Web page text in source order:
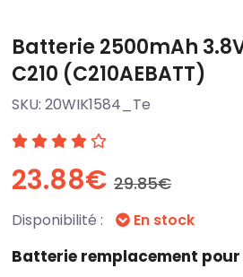
Batterie 2500mAh
C210 (C210AEBATT)
SKU: 20WIK1584_Te
23.88€ 29.85€
Disponibilité : En stock
Batterie remplacement pour